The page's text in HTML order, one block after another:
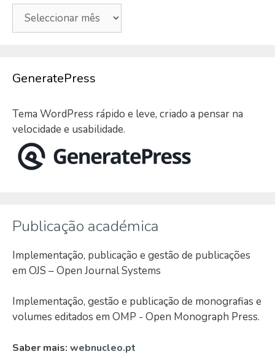
Arquivo
GeneratePress
Tema WordPress rápido e leve, criado a pensar na
velocidade e usabilidade.
Publicação académica
Implementação, publicação e gestão de publicações
em OJS – Open Journal Systems
Implementação, gestão e publicação de monografias e
volumes editados em OMP - Open Monograph Press.
Saber mais: webnucleo.pt